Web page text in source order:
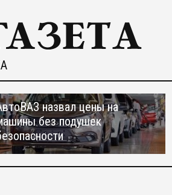
назвал цены на
без подушек